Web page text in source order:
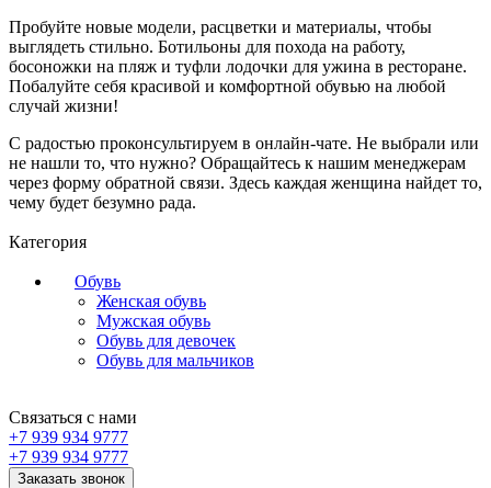
Пробуйте новые модели, расцветки и материалы, чтобы
выглядеть стильно. Ботильоны для похода на работу,
босоножки на пляж и туфли лодочки для ужина в ресторане.
Побалуйте себя красивой и комфортной обувью на любой
случай жизни!
С радостью проконсультируем в онлайн-чате. Не выбрали или
не нашли то, что нужно? Обращайтесь к нашим менеджерам
через форму обратной связи. Здесь каждая женщина найдет то,
чему будет безумно рада.
Категория
Обувь
Женская обувь
Мужская обувь
Обувь для девочек
Обувь для мальчиков
Связаться с нами
+7 939 934 9777
+7 939 934 9777
Заказать звонок